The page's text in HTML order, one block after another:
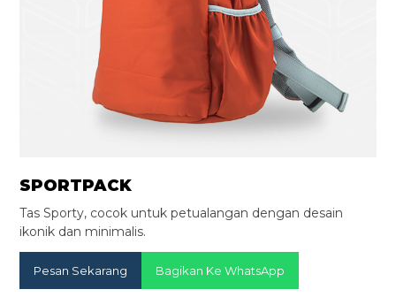
SPORTPACK
Tas Sporty, cocok untuk petualangan dengan desain
ikonik dan minimalis.
Pesan Sekarang Bagikan Ke WhatsApp